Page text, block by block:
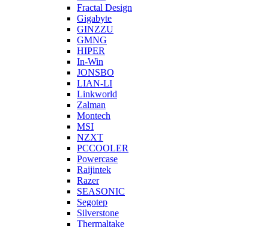
Fractal Design
Gigabyte
GINZZU
GMNG
HIPER
In-Win
JONSBO
LIAN-LI
Linkworld
Zalman
Montech
MSI
NZXT
PCCOOLER
Powercase
Raijintek
Razer
SEASONIC
Segotep
Silverstone
Thermaltake